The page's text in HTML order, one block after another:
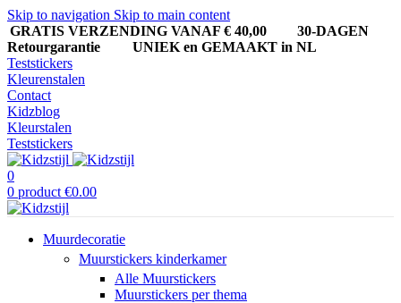
Skip to navigation Skip to main content
GRATIS VERZENDING VANAF € 40,00
30-DAGEN
Retourgarantie UNIEK en GEMAAKT in NL
Teststickers
Kleurenstalen
Contact
Kidzblog
Kleurstalen
Teststickers
0
0 product €0.00
Muurdecoratie
Muurstickers kinderkamer
Alle Muurstickers
Muurstickers per thema